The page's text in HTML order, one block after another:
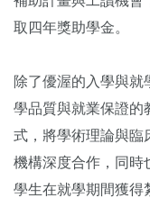
取四年獎助學金。
除了優渥的入學與就
學品質與就業保證的
式，將學術理論與臨
機構深度合作，同時
學生在就學期間獲得